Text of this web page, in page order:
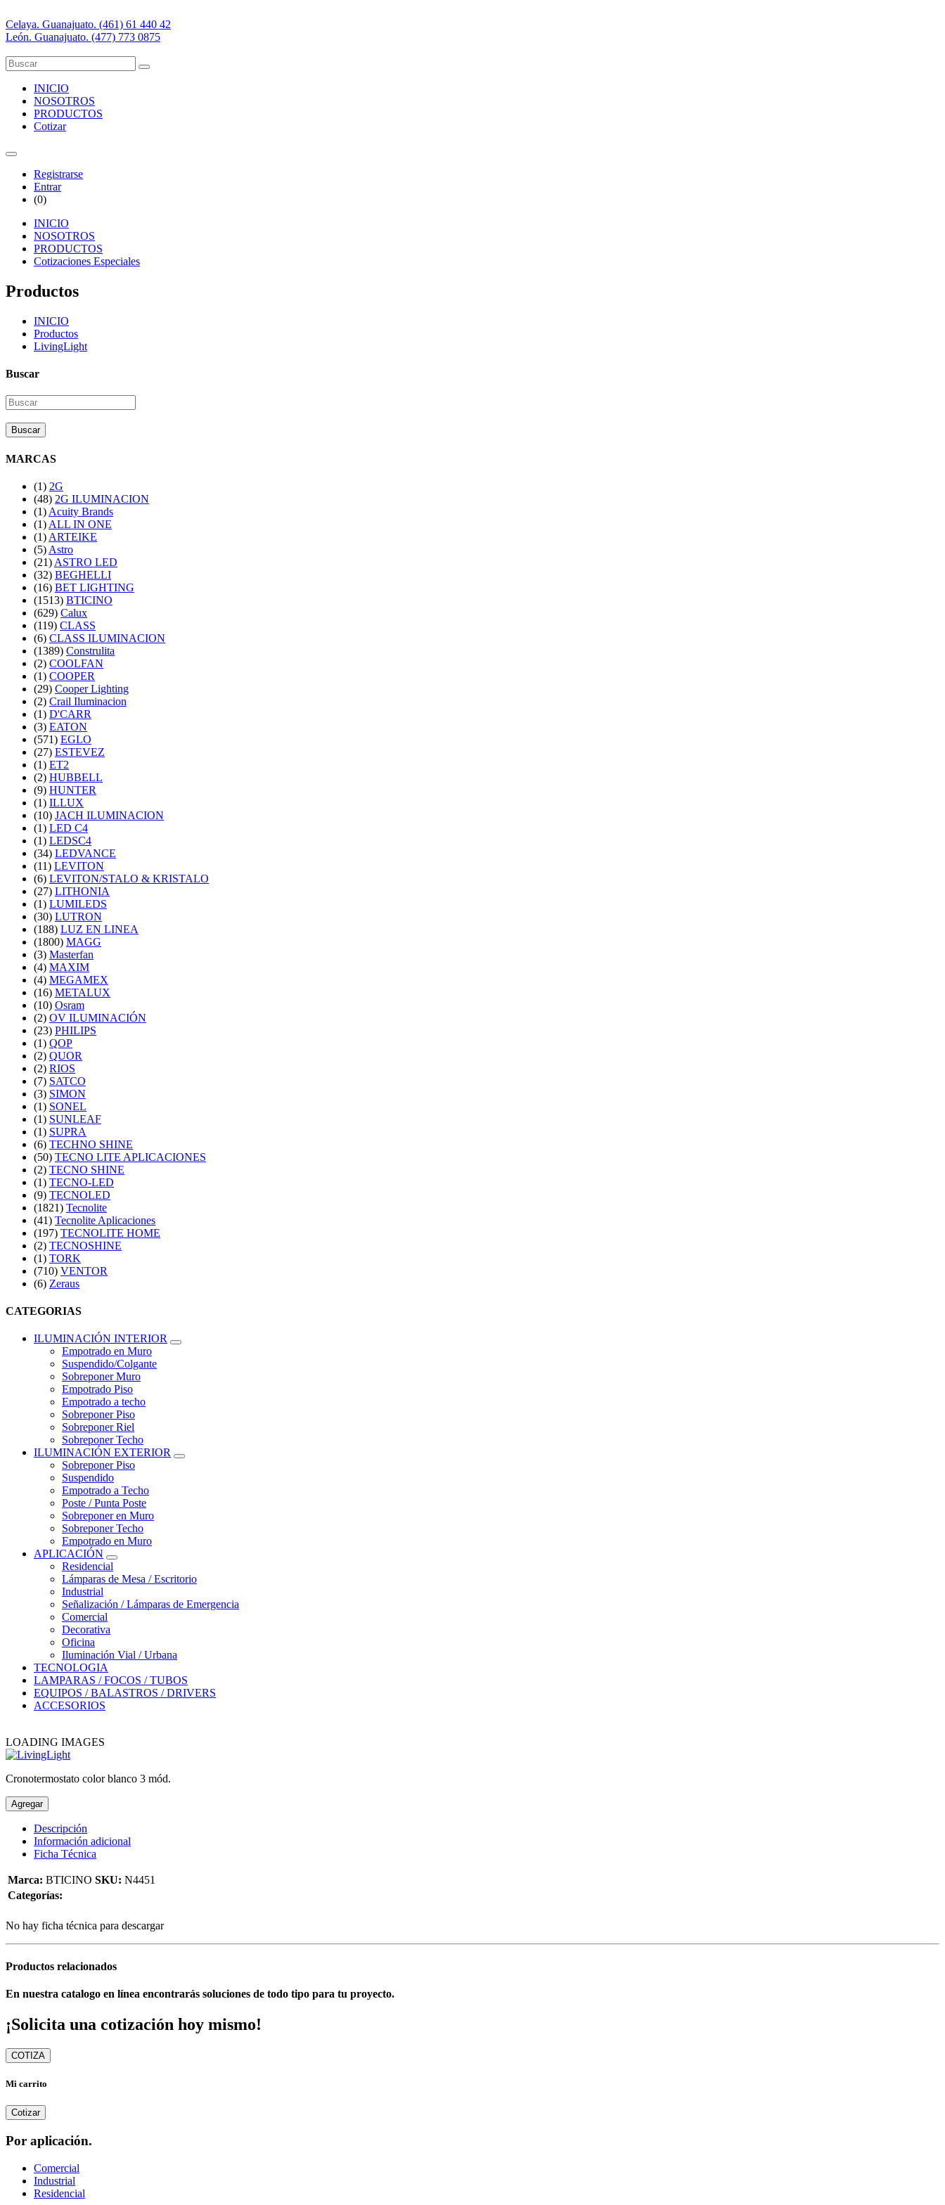
Celaya. Guanajuato. (461) 61 440 42
León. Guanajuato. (477) 773 0875
INICIO
NOSOTROS
PRODUCTOS
Cotizar
Registrarse
Entrar
(0)
INICIO
NOSOTROS
PRODUCTOS
Cotizaciones Especiales
Productos
INICIO
Productos
LivingLight
Buscar
Buscar
MARCAS
(1) 2G
(48) 2G ILUMINACION
(1) Acuity Brands
(1) ALL IN ONE
(1) ARTEIKE
(5) Astro
(21) ASTRO LED
(32) BEGHELLI
(16) BET LIGHTING
(1513) BTICINO
(629) Calux
(119) CLASS
(6) CLASS ILUMINACION
(1389) Construlita
(2) COOLFAN
(1) COOPER
(29) Cooper Lighting
(2) Crail Iluminacion
(1) D'CARR
(3) EATON
(571) EGLO
(27) ESTEVEZ
(1) ET2
(2) HUBBELL
(9) HUNTER
(1) ILLUX
(10) JACH ILUMINACION
(1) LED C4
(1) LEDSC4
(34) LEDVANCE
(11) LEVITON
(6) LEVITON/STALO & KRISTALO
(27) LITHONIA
(1) LUMILEDS
(30) LUTRON
(188) LUZ EN LINEA
(1800) MAGG
(3) Masterfan
(4) MAXIM
(4) MEGAMEX
(16) METALUX
(10) Osram
(2) OV ILUMINACIÓN
(23) PHILIPS
(1) QOP
(2) QUOR
(2) RIOS
(7) SATCO
(3) SIMON
(1) SONEL
(1) SUNLEAF
(1) SUPRA
(6) TECHNO SHINE
(50) TECNO LITE APLICACIONES
(2) TECNO SHINE
(1) TECNO-LED
(9) TECNOLED
(1821) Tecnolite
(41) Tecnolite Aplicaciones
(197) TECNOLITE HOME
(2) TECNOSHINE
(1) TORK
(710) VENTOR
(6) Zeraus
CATEGORIAS
ILUMINACIÓN INTERIOR
Empotrado en Muro
Suspendido/Colgante
Sobreponer Muro
Empotrado Piso
Empotrado a techo
Sobreponer Piso
Sobreponer Riel
Sobreponer Techo
ILUMINACIÓN EXTERIOR
Sobreponer Piso
Suspendido
Empotrado a Techo
Poste / Punta Poste
Sobreponer en Muro
Sobreponer Techo
Empotrado en Muro
APLICACIÓN
Residencial
Lámparas de Mesa / Escritorio
Industrial
Señalización / Lámparas de Emergencia
Comercial
Decorativa
Oficina
Iluminación Vial / Urbana
TECNOLOGIA
LAMPARAS / FOCOS / TUBOS
EQUIPOS / BALASTROS / DRIVERS
ACCESORIOS
LOADING IMAGES
Cronotermostato color blanco 3 mód.
Agregar
Descripción
Información adicional
Ficha Técnica
Marca: BTICINO SKU: N4451
Categorías:
No hay ficha técnica para descargar
Productos relacionados
En nuestra catalogo en línea encontrarás soluciones de todo tipo para tu proyecto.
¡Solicita una cotización hoy mismo!
COTIZA
Mi carrito
Cotizar
Por aplicación.
Comercial
Industrial
Residencial